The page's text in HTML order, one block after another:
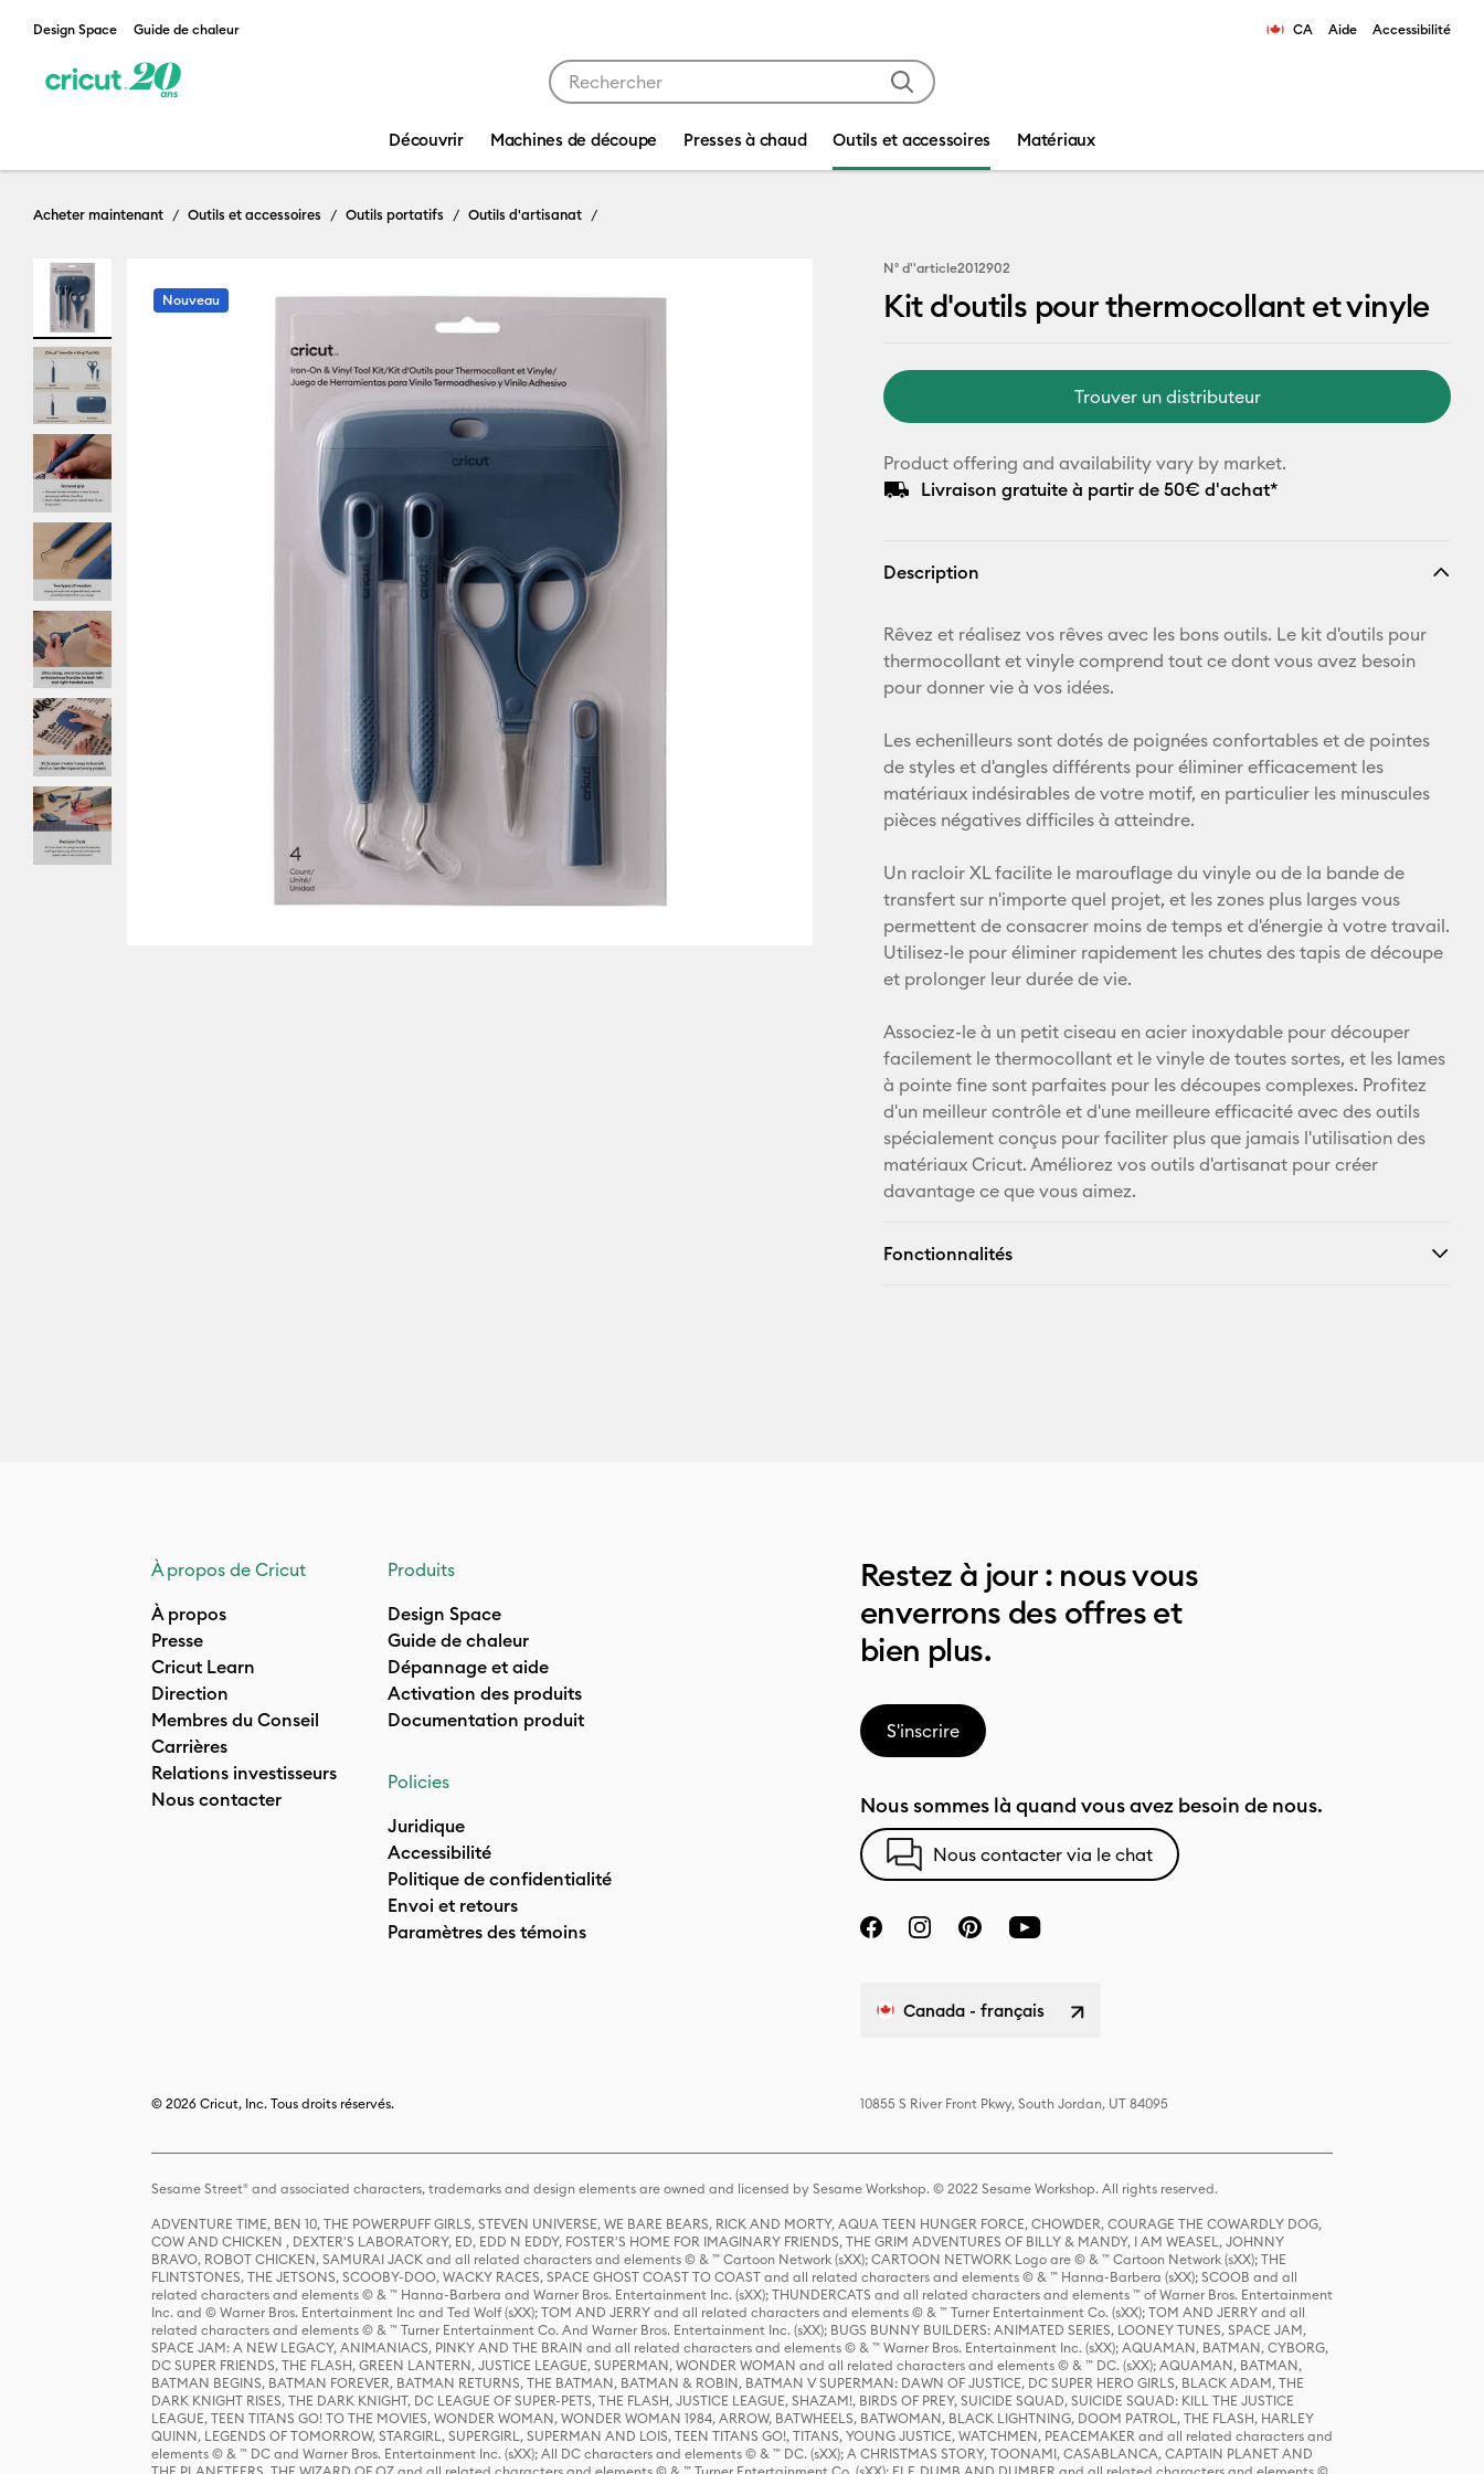
Design Space Guide de chaleur CA Aide Accessibilité
Découvrir Machines de découpe Presses à chaud Outils et accessoires Matériaux
Acheter maintenant Outils et accessoires Outils portatifs Outils d'artisanat
Nouveau
N° d''article2012902
Kit d'outils pour thermocollant et vinyle
Trouver un distributeur
Product offering and availability vary by market.
Livraison gratuite à partir de 50€ d'achat*
Description
Rêvez et réalisez vos rêves avec les bons outils. Le kit d'outils pour
thermocollant et vinyle comprend tout ce dont vous avez besoin
pour donner vie à vos idées.
Les echenilleurs sont dotés de poignées confortables et de pointes
de styles et d'angles différents pour éliminer efficacement les
matériaux indésirables de votre motif, en particulier les minuscules
pièces négatives difficiles à atteindre.
Un racloir XL facilite le marouflage du vinyle ou de la bande de
transfert sur n'importe quel projet, et les zones plus larges vous
permettent de consacrer moins de temps et d'énergie à votre travail.
Utilisez-le pour éliminer rapidement les chutes des tapis de découpe
et prolonger leur durée de vie.
Associez-le à un petit ciseau en acier inoxydable pour découper
facilement le thermocollant et le vinyle de toutes sortes, et les lames
à pointe fine sont parfaites pour les découpes complexes. Profitez
d'un meilleur contrôle et d'une meilleure efficacité avec des outils
spécialement conçus pour faciliter plus que jamais l'utilisation des
matériaux Cricut. Améliorez vos outils d'artisanat pour créer
davantage ce que vous aimez.
Fonctionnalités
À propos de Cricut
À propos
Presse
Cricut Learn
Direction
Membres du Conseil
Carrières
Relations investisseurs
Nous contacter
Produits
Design Space
Guide de chaleur
Dépannage et aide
Activation des produits
Documentation produit
Policies
Juridique
Accessibilité
Politique de confidentialité
Envoi et retours
Paramètres des témoins
Restez à jour : nous vous
enverrons des offres et
bien plus.
S'inscrire
Nous sommes là quand vous avez besoin de nous.
Nous contacter via le chat
Canada - français
© 2026 Cricut, Inc. Tous droits réservés. 10855 S River Front Pkwy, South Jordan, UT 84095
Sesame Street® and associated characters, trademarks and design elements are owned and licensed by Sesame Workshop. © 2022 Sesame Workshop. All rights reserved.
ADVENTURE TIME, BEN 10, THE POWERPUFF GIRLS, STEVEN UNIVERSE, WE BARE BEARS, RICK AND MORTY, AQUA TEEN HUNGER FORCE, CHOWDER, COURAGE THE COWARDLY DOG,
COW AND CHICKEN , DEXTER'S LABORATORY, ED, EDD N EDDY, FOSTER'S HOME FOR IMAGINARY FRIENDS, THE GRIM ADVENTURES OF BILLY & MANDY, I AM WEASEL, JOHNNY
BRAVO, ROBOT CHICKEN, SAMURAI JACK and all related characters and elements © & ™ Cartoon Network (sXX); CARTOON NETWORK Logo are © & ™ Cartoon Network (sXX); THE
FLINTSTONES, THE JETSONS, SCOOBY-DOO, WACKY RACES, SPACE GHOST COAST TO COAST and all related characters and elements © & ™ Hanna-Barbera (sXX); SCOOB and all
related characters and elements © & ™ Hanna-Barbera and Warner Bros. Entertainment Inc. (sXX); THUNDERCATS and all related characters and elements ™ of Warner Bros. Entertainment
Inc. and © Warner Bros. Entertainment Inc and Ted Wolf (sXX); TOM AND JERRY and all related characters and elements © & ™ Turner Entertainment Co. (sXX); TOM AND JERRY and all
related characters and elements © & ™ Turner Entertainment Co. And Warner Bros. Entertainment Inc. (sXX); BUGS BUNNY BUILDERS: ANIMATED SERIES, LOONEY TUNES, SPACE JAM,
SPACE JAM: A NEW LEGACY, ANIMANIACS, PINKY AND THE BRAIN and all related characters and elements © & ™ Warner Bros. Entertainment Inc. (sXX); AQUAMAN, BATMAN, CYBORG,
DC SUPER FRIENDS, THE FLASH, GREEN LANTERN, JUSTICE LEAGUE, SUPERMAN, WONDER WOMAN and all related characters and elements © & ™ DC. (sXX); AQUAMAN, BATMAN,
BATMAN BEGINS, BATMAN FOREVER, BATMAN RETURNS, THE BATMAN, BATMAN & ROBIN, BATMAN V SUPERMAN: DAWN OF JUSTICE, DC SUPER HERO GIRLS, BLACK ADAM, THE
DARK KNIGHT RISES, THE DARK KNIGHT, DC LEAGUE OF SUPER-PETS, THE FLASH, JUSTICE LEAGUE, SHAZAM!, BIRDS OF PREY, SUICIDE SQUAD, SUICIDE SQUAD: KILL THE JUSTICE
LEAGUE, TEEN TITANS GO! TO THE MOVIES, WONDER WOMAN, WONDER WOMAN 1984, ARROW, BATWHEELS, BATWOMAN, BLACK LIGHTNING, DOOM PATROL, THE FLASH, HARLEY
QUINN, LEGENDS OF TOMORROW, STARGIRL, SUPERGIRL, SUPERMAN AND LOIS, TEEN TITANS GO!, TITANS, YOUNG JUSTICE, WATCHMEN, PEACEMAKER and all related characters and
elements © & ™ DC and Warner Bros. Entertainment Inc. (sXX); All DC characters and elements © & ™ DC. (sXX); A CHRISTMAS STORY, TOONAMI, CASABLANCA, CAPTAIN PLANET AND